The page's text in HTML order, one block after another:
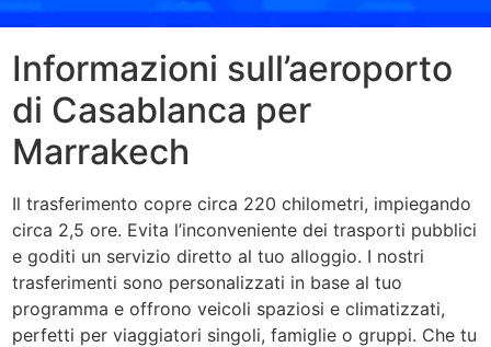
Informazioni sull’aeroporto
di Casablanca per
Marrakech
Il trasferimento copre circa 220 chilometri, impiegando
circa 2,5 ore. Evita l’inconveniente dei trasporti pubblici
e goditi un servizio diretto al tuo alloggio. I nostri
trasferimenti sono personalizzati in base al tuo
programma e offrono veicoli spaziosi e climatizzati,
perfetti per viaggiatori singoli, famiglie o gruppi. Che tu